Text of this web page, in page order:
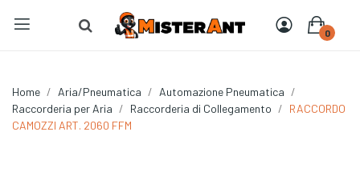
0
Home Aria/Pneumatica
Automazione Pneumatica
Raccorderia per Aria
Raccorderia di Collegamento
RACCORDO
CAMOZZI ART. 2060 FFM